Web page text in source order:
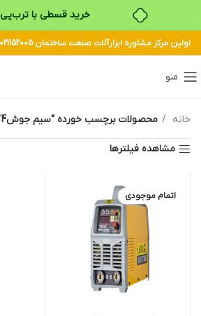
خرید قسطی با ترب‌پی
۴ قسط، بدون کارمزد
اولین مرکز مشاوره ابزارآلات صنعت ساختمان 09021152005
منو
خانه محصولات برچسب خورده “سیم جوش4”
مشاهده فیلترها
اتمام موجودی